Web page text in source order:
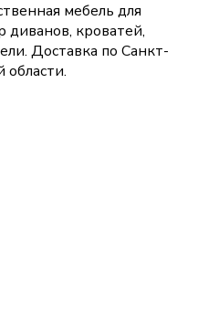
мебель для
кроватей,
Доставка по Санкт-
области.